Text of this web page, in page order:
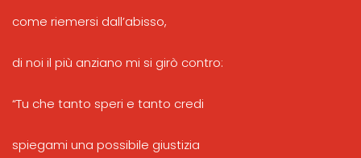
come riemersi dall’abisso,
di noi il più anziano mi si girò contro:
“Tu che tanto speri e tanto credi
spiegami una possibile giustizia